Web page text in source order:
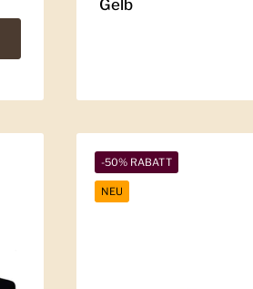
Gelb
-50% RABATT
NEU